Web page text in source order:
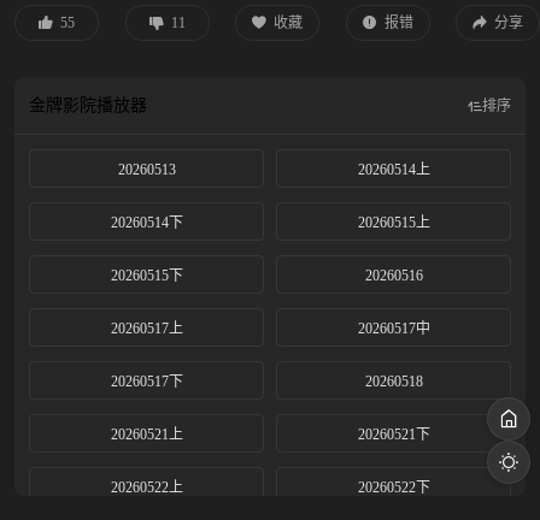
55 11 收藏 报错 分享
金牌影院播放器 排序
20260513 20260514上
20260514下 20260515上
20260515下 20260516
20260517上 20260517中
20260517下 20260518
20260521上 20260521下
20260522上 20260522下